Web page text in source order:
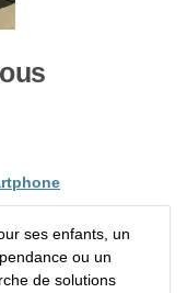
ses enfants, un
ou un
de solutions